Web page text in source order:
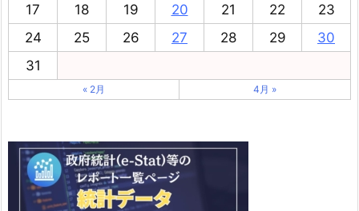
17
18 19 20 21 22
23
24
25 26 27 28 29
30
31
« 2月 4月 »